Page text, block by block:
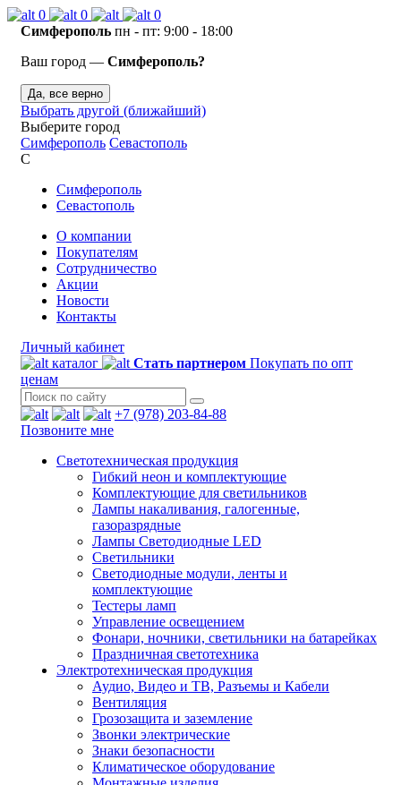
0 0
0
Симферополь пн - пт: 9:00 - 18:00
Ваш город — Симферополь?
Да, все верно
Выбрать другой (ближайший)
Выберите город
Симферополь Севастополь
С
Симферополь
Севастополь
О компании
Покупателям
Сотрудничество
Акции
Новости
Контакты
Личный кабинет
каталог
Стать партнером Покупать по опт
ценам
+7 (978) 203-84-88
Позвоните мне
Светотехническая продукция
Гибкий неон и комплектующие
Комплектующие для светильников
Лампы накаливания, галогенные,
газоразрядные
Лампы Светодиодные LED
Светильники
Светодиодные модули, ленты и
комплектующие
Тестеры ламп
Управление освещением
Фонари, ночники, светильники на батарейках
Праздничная светотехника
Электротехническая продукция
Аудио, Видео и ТВ, Разъемы и Кабели
Вентиляция
Грозозащита и заземление
Звонки электрические
Знаки безопасности
Климатическое оборудование